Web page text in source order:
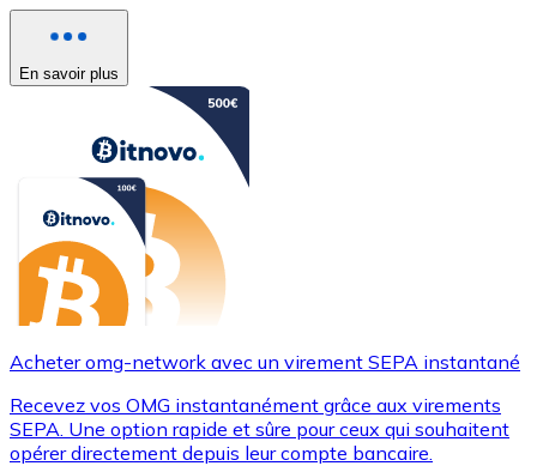
En savoir plus
Acheter omg-network avec un virement SEPA instantané
Recevez vos OMG instantanément grâce aux virements
SEPA. Une option rapide et sûre pour ceux qui souhaitent
opérer directement depuis leur compte bancaire.